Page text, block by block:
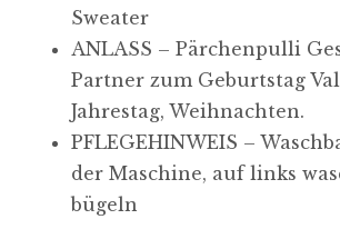
Sweater
ANLASS – Pärchenpulli
Partner zum Geburtstag
Jahrestag, Weihnachten.
PFLEGEHINWEIS –
der Maschine, auf links
bügeln